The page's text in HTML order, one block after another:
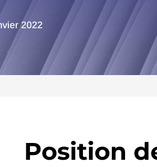
2022
Position